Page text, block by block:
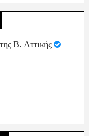
Β. Αττικής